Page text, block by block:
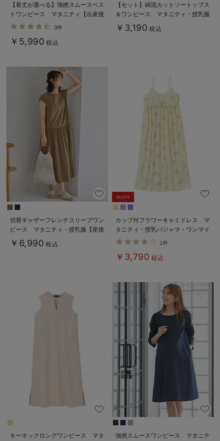
【着丈が選べる】強撚スムースベス
トワンピース マタニティ【出産後
も長く使える】
3件
￥5,990 税込
【セット】綿混カットソートップス
＆ワンピース マタニティ・授乳服
【出産後も長く使える】fairy（フェ
アリー）
￥3,190 税込
切替ギャザーフレンチスリーブワン
ピース マタニティ・授乳服【産後
も長く着られる】
￥6,990 税込
5%OFF
カップ付フラワーキャミドレス マ
タニティ・授乳パジャマ・ワンマイ
ル・ホームウェア・大きいサイズ
1件
￥3,790 税込
キーネックロングワンピース マタ
強撚スムースワンピース マタニテ